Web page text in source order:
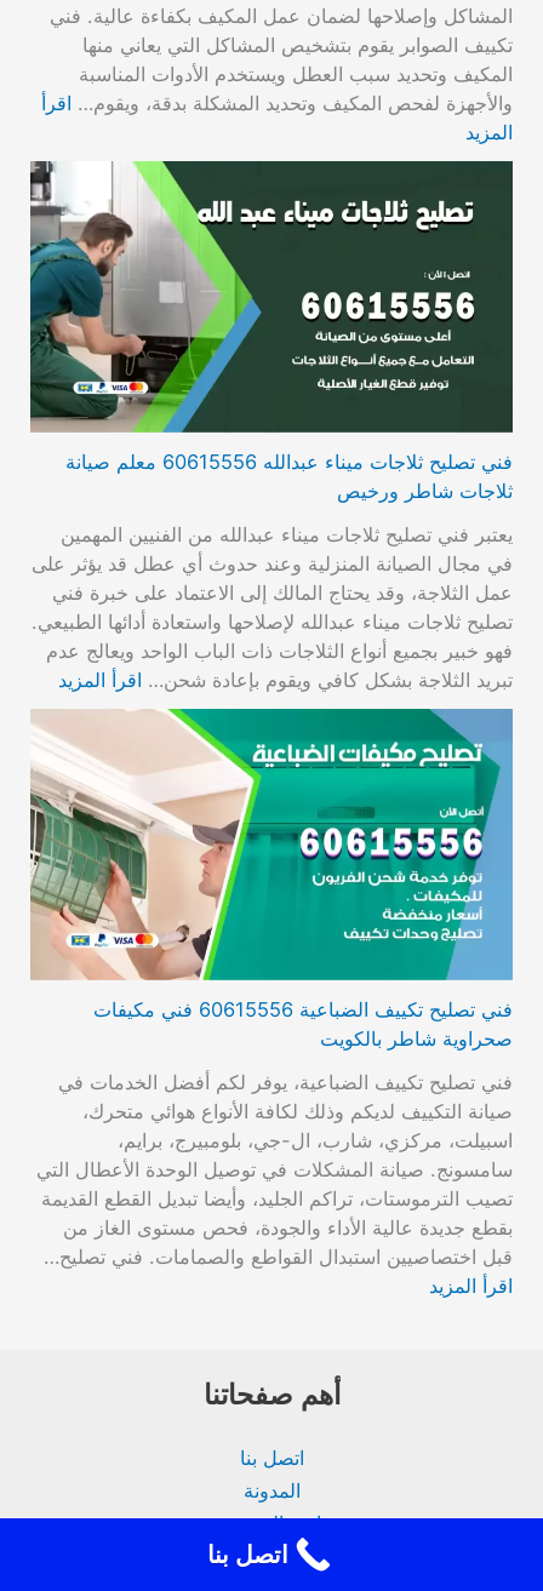
المشاكل وإصلاحها لضمان عمل المكيف بكفاءة عالية. فني
تكييف الصوابر يقوم بتشخيص المشاكل التي يعاني منها
المكيف وتحديد سبب العطل ويستخدم الأدوات المناسبة
والأجهزة لفحص المكيف وتحديد المشكلة بدقة، ويقوم… اقرأ
المزيد
فني تصليح ثلاجات ميناء عبدالله 60615556 معلم صيانة
ثلاجات شاطر ورخيص
يعتبر فني تصليح ثلاجات ميناء عبدالله من الفنيين المهمين
في مجال الصيانة المنزلية وعند حدوث أي عطل قد يؤثر على
عمل الثلاجة، وقد يحتاج المالك إلى الاعتماد على خبرة فني
تصليح ثلاجات ميناء عبدالله لإصلاحها واستعادة أدائها الطبيعي.
فهو خبير بجميع أنواع الثلاجات ذات الباب الواحد ويعالج عدم
تبريد الثلاجة بشكل كافي ويقوم بإعادة شحن… اقرأ المزيد
فني تصليح تكييف الضباعية 60615556 فني مكيفات
صحراوية شاطر بالكويت
فني تصليح تكييف الضباعية، يوفر لكم أفضل الخدمات في
صيانة التكييف لديكم وذلك لكافة الأنواع هوائي متحرك،
اسبيلت، مركزي، شارب، ال-جي، بلومبيرج، برايم،
سامسونج. صيانة المشكلات في توصيل الوحدة الأعطال التي
تصيب الترموستات، تراكم الجليد، وأيضا تبديل القطع القديمة
بقطع جديدة عالية الأداء والجودة، فحص مستوى الغاز من
قبل اختصاصيين استبدال القواطع والصمامات. فني تصليح…
اقرأ المزيد
أهم صفحاتنا
اتصل بنا
المدونة
سياسة الخصوصية
اتصل بنا